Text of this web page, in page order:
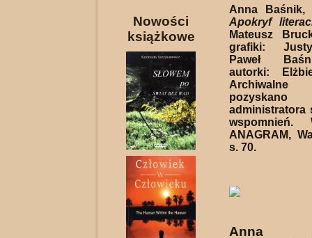
Nowości
książkowe
Anna
Apokryf
Mateusz
grafiki:
Paweł
autorki:
administratora
wspomnień.
ANAGRAM,
s. 70.
Anna